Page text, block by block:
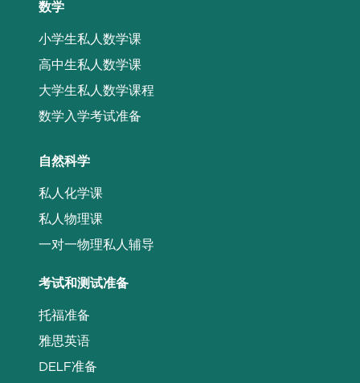
数学
小学生私人数学课
高中生私人数学课
大学生私人数学课程
数学入学考试准备
自然科学
私人化学课
私人物理课
一对一物理私人辅导
考试和测试准备
托福准备
雅思英语
DELF准备